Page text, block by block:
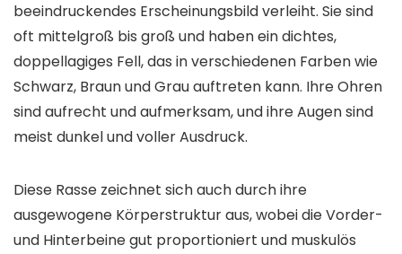
beeindruckendes Erscheinungsbild verleiht. Sie sind
oft mittelgroß bis groß und haben ein dichtes,
doppellagiges Fell, das in verschiedenen Farben wie
Schwarz, Braun und Grau auftreten kann. Ihre Ohren
sind aufrecht und aufmerksam, und ihre Augen sind
meist dunkel und voller Ausdruck.
Diese Rasse zeichnet sich auch durch ihre
ausgewogene Körperstruktur aus, wobei die Vorder-
und Hinterbeine gut proportioniert und muskulös